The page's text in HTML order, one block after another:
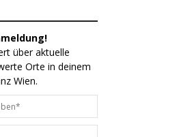
über aktuelle
Orte in deinem
Wien.